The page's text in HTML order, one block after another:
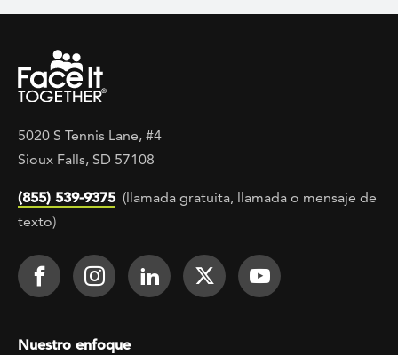
5020 S Tennis Lane, #4
Sioux Falls, SD 57108
(855) 539-9375 (llamada gratuita, llamada o mensaje de
texto)
Footer Social
Face It TOGETHER on Facebook
Face It TOGETHER on
Face It TOGETHER on
Face ItFace It
Footer menu
Nuestro enfoque